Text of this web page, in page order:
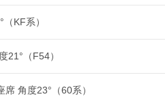
KF系）
21°（F54）
角度23°（60系）